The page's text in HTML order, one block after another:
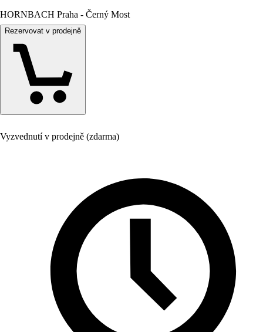
HORNBACH Praha - Černý Most
Rezervovat v prodejně
Vyzvednutí v prodejně (zdarma)